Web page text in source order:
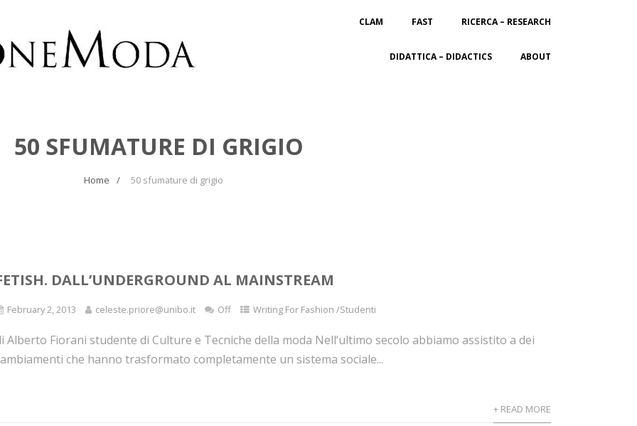
CLAM FAST RICERCA – RESEARCH
DIDATTICA – DIDACTICS ABOUT
50 SFUMATURE DI GRIGIO
Home 50 sfumature di grigio
DALL’UNDERGROUND AL MAINSTREAM
February 2, 2013 celeste.priore@unibo.it Off Writing For Fashion /Studenti
Alberto Fiorani studente di Culture e Tecniche della moda Nell’ultimo secolo abbiamo assistito a dei
che hanno trasformato completamente un sistema sociale...
+ READ MORE